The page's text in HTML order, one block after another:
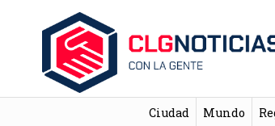
Ciudad Mundo